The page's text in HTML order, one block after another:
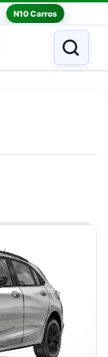
N10 Carros